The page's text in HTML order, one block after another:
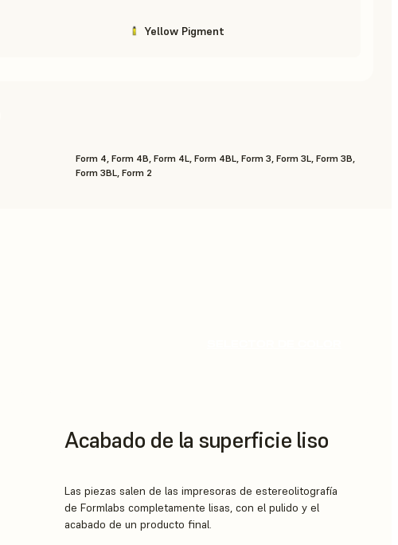
Yellow Pigment
Form 4, Form 4B, Form 4L, Form 4BL, Form 3, Form 3L, Form 3B,
Form 3BL, Form 2
Acabado de la superficie liso
Las piezas salen de las impresoras de estereolitografía
de Formlabs completamente lisas, con el pulido y el
acabado de un producto final.